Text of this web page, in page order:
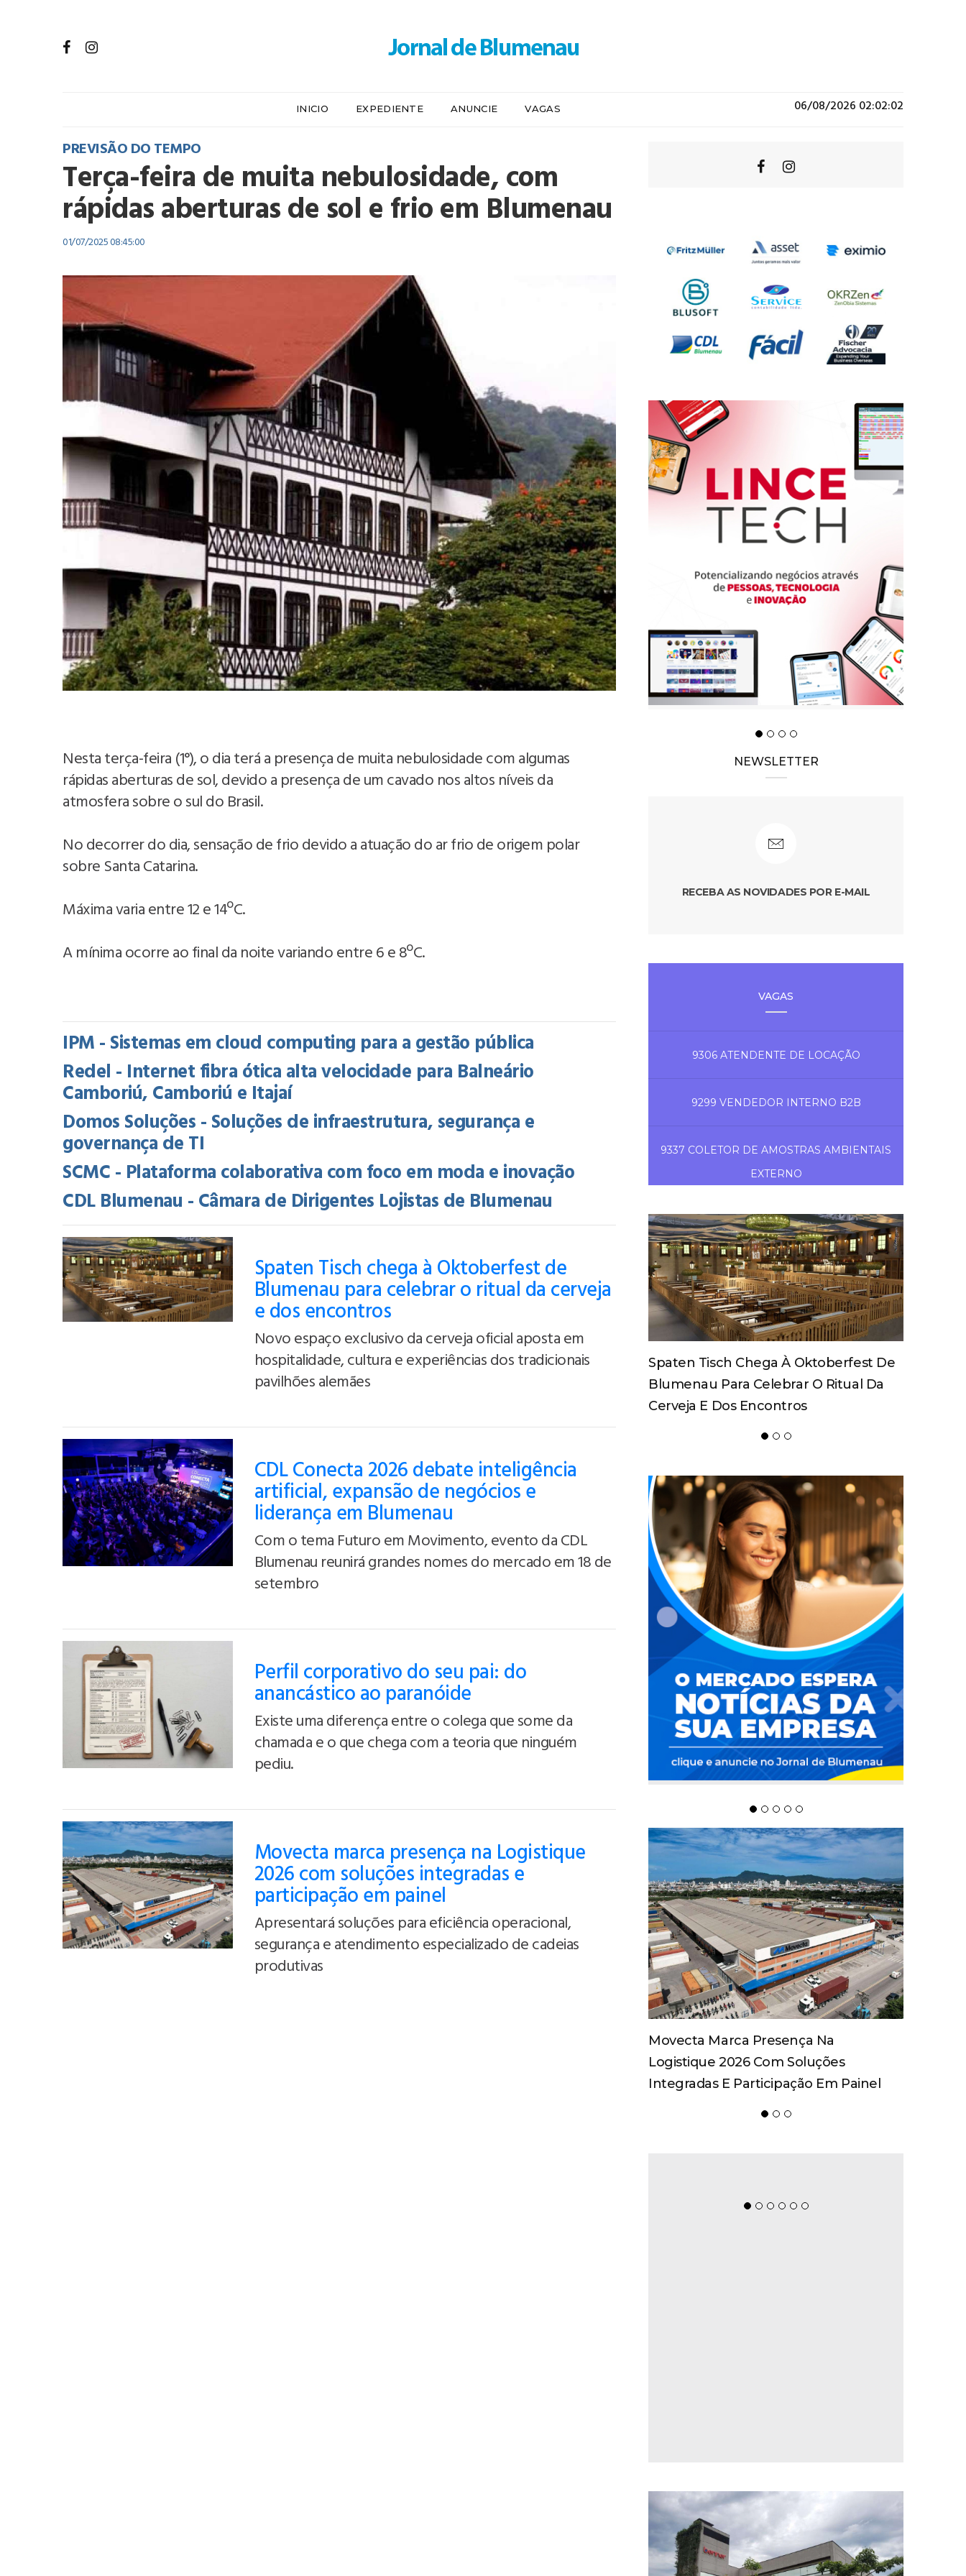
INICIO EXPEDIENTE ANUNCIE VAGAS 06/08/2026 02:02:02
PREVISÃO DO TEMPO
Terça-feira de muita nebulosidade, com
rápidas aberturas de sol e frio em Blumenau
01/07/2025 08:45:00
Nesta terça-feira (1°), o dia terá a presença de muita nebulosidade com algumas
rápidas aberturas de sol, devido a presença de um cavado nos altos níveis da
atmosfera sobre o sul do Brasil.
No decorrer do dia, sensação de frio devido a atuação do ar frio de origem polar
sobre Santa Catarina.
Máxima varia entre 12 e 14ºC.
A mínima ocorre ao final da noite variando entre 6 e 8ºC.
IPM - Sistemas em cloud computing para a gestão pública
Redel - Internet fibra ótica alta velocidade para Balneário
Camboriú, Camboriú e Itajaí
Domos Soluções - Soluções de infraestrutura, segurança e
governança de TI
SCMC - Plataforma colaborativa com foco em moda e inovação
CDL Blumenau - Câmara de Dirigentes Lojistas de Blumenau
Spaten Tisch chega à Oktoberfest de
Blumenau para celebrar o ritual da cerveja
e dos encontros
Novo espaço exclusivo da cerveja oficial aposta em
hospitalidade, cultura e experiências dos tradicionais
pavilhões alemães
CDL Conecta 2026 debate inteligência
artificial, expansão de negócios e
liderança em Blumenau
Com o tema Futuro em Movimento, evento da CDL
Blumenau reunirá grandes nomes do mercado em 18 de
setembro
Perfil corporativo do seu pai: do
anancástico ao paranóide
Existe uma diferença entre o colega que some da
chamada e o que chega com a teoria que ninguém
pediu.
Movecta marca presença na Logistique
2026 com soluções integradas e
participação em painel
Apresentará soluções para eficiência operacional,
segurança e atendimento especializado de cadeias
produtivas
CDL Conecta 2026 Debate Inteligência
Artificial, Expansão De Negócios E
Governança